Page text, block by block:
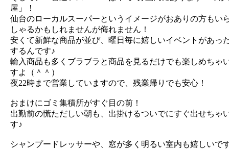
屋」！
仙台のローカルスーパーというイメージがおありの方もい
しゃるかもしれませんが侮れません！
安くて新鮮な商品が並び、曜日毎に嬉しいイベントがあっ
するんです♪
輸入商品も多くブラブラと商品を見るだけでも楽しめちゃ
すよ（＾＾）
夜22時まで営業していますので、残業帰りでも安心！
おまけにゴミ集積所がすぐ目の前！
出勤前の慌ただしい朝も、出掛けるついでにすぐ出せちゃ
す♪
シャンプードレッサーや、窓が多く明るい室内も嬉しいで